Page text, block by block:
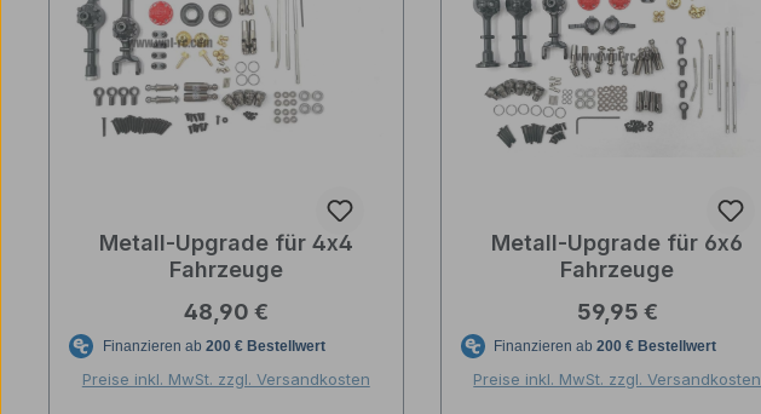
Metall-Upgrade für 4x4
Fahrzeuge
Regulärer Preis:
48,90 €
Preise inkl. MwSt. zzgl. Versandkosten
Metall-Upgrade für 6x6
Fahrzeuge
Regulärer Preis:
59,95 €
Preise inkl. MwSt. zzgl. Versandkosten